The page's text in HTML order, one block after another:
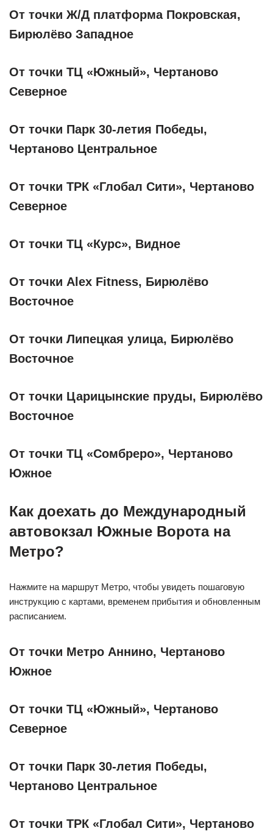
От точки Ж/Д платформа Покровская,
Бирюлёво Западное
От точки ТЦ «Южный», Чертаново
Северное
От точки Парк 30-летия Победы,
Чертаново Центральное
От точки ТРК «Глобал Сити», Чертаново
Северное
От точки ТЦ «Курс», Видное
От точки Alex Fitness, Бирюлёво
Восточное
От точки Липецкая улица, Бирюлёво
Восточное
От точки Царицынские пруды, Бирюлёво
Восточное
От точки ТЦ «Сомбреро», Чертаново
Южное
Как доехать до Международный
автовокзал Южные Ворота на
Метро?
Нажмите на маршрут Метро, чтобы увидеть пошаговую
инструкцию с картами, временем прибытия и обновленным
расписанием.
От точки Метро Аннино, Чертаново
Южное
От точки ТЦ «Южный», Чертаново
Северное
От точки Парк 30-летия Победы,
Чертаново Центральное
От точки ТРК «Глобал Сити», Чертаново